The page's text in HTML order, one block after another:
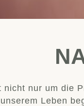
nur um die
Leben